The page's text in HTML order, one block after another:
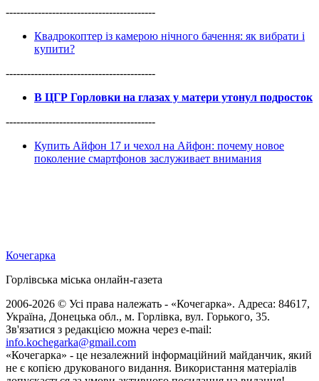
------------------------------------------
Квадрокоптер із камерою нічного бачення: як вибрати і
купити?
------------------------------------------
В ЦГР Горловки на глазах у матери утонул подросток
------------------------------------------
Купить Айфон 17 и чехол на Айфон: почему новое
поколение смартфонов заслуживает внимания
Кочегарка
Горлівська міська онлайн-газета
2006-2026 © Усі права належать - «Кочегарка». Адреса: 84617,
Україна, Донецька обл., м. Горлівка, вул. Горького, 35.
Зв'язатися з редакцією можна через e-mail:
info.kochegarka@gmail.com
«Кочегарка» - це незалежний інформаційний майданчик, який
не є копією друкованого видання. Використання матеріалів